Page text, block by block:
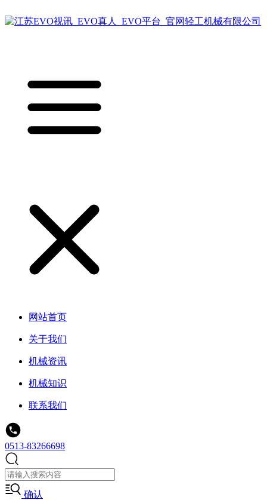
网站首页
关于我们
机械资讯
机械知识
联系我们
0513-83266698
确认